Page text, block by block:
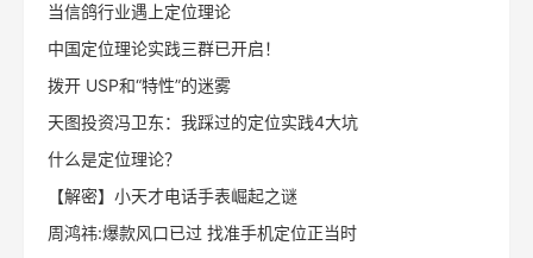
当信鸽行业遇上定位理论
中国定位理论实践三群已开启！
拨开 USP和“特性”的迷雾
天图投资冯卫东：我踩过的定位实践4大坑
什么是定位理论？
【解密】小天才电话手表崛起之谜
周鸿祎:爆款风口已过 找准手机定位正当时